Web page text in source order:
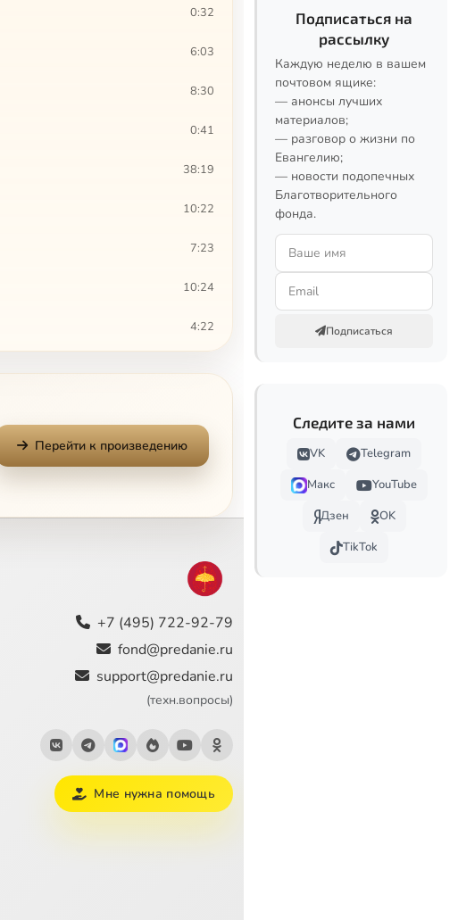
0:32
6:03
8:30
0:41
38:19
10:22
7:23
10:24
4:22
16:40
3:40
1:57
2:46
8:35
5:07
3:25
Перейти к произведению
+7 (495) 722-92-79
fond@predanie.ru
support@predanie.ru
(техн.вопросы)
Мне нужна помощь
Подписаться на
рассылку
Каждую неделю в вашем
почтовом ящике:
— анонсы лучших
материалов;
— разговор о жизни по
Евангелию;
— новости подопечных
Благотворительного
фонда.
Подписаться
Следите за нами
VK
Telegram
Макс
YouTube
Дзен
OK
TikTok